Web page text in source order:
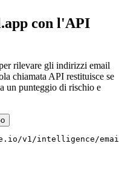
con l'API
rilevare gli indirizzi email
chiamata API restituisce se
un punteggio di rischio e
v1/intelligence/